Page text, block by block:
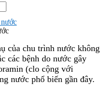
của chu trình nước không
các bệnh do nước gây
(clo cộng với
nước phổ biến gần đây.